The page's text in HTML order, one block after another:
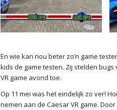
En wie kan nou beter zo’n game
kids de game testen. Zij stelden
VR game avond toe.
Op 11 mei was het eindelijk zo ver!
nemen aan de Caesar VR game.